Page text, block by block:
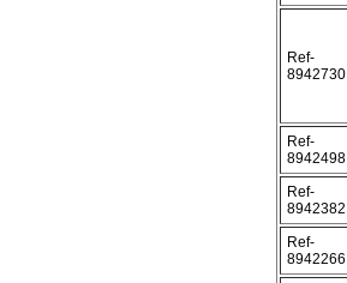
Ref-
8942730
Ref-
8942498
Ref-
8942382
Ref-
8942266